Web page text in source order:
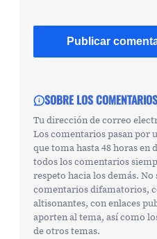
SOBRE LOS COMENTARIOS
Tu dirección de correo
Los comentarios pasan por
que toma hasta 48 horas en
todos los comentarios
respeto hacia los demás.
comentarios difamatorios,
altisonantes, con enlaces
aporten al tema, así como
de otros temas.